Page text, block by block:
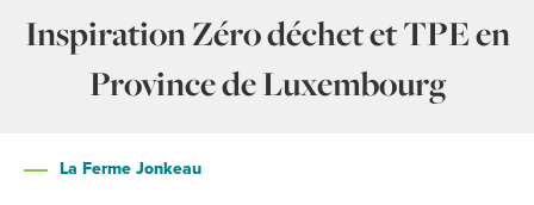
Inspiration Zéro déchet et TPE en
Province de Luxembourg
La Ferme Jonkeau